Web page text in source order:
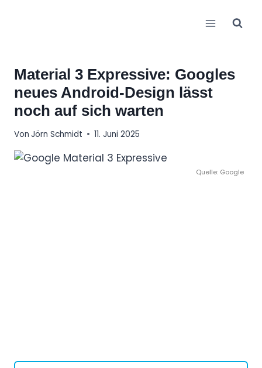
Material 3 Expressive: Googles
neues Android-Design lässt
noch auf sich warten
Von Jörn Schmidt 11. Juni 2025
Quelle: Google